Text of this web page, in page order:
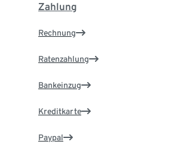
Zahlung
Rechnung
Ratenzahlung
Bankeinzug
Kreditkarte
Paypal